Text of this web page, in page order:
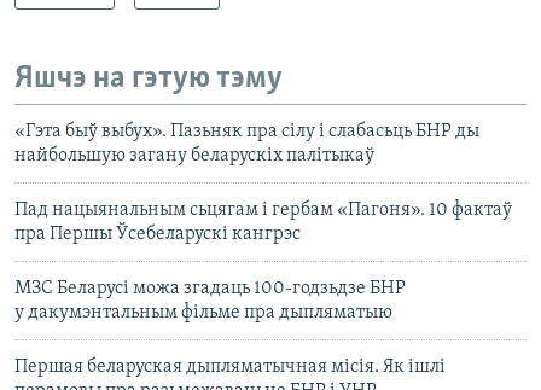
Яшчэ на гэтую тэму
«Гэта быў выбух». Пазьняк пра сілу і слабасьць БНР ды
найбольшую загану беларускіх палітыкаў
Пад нацыянальным сьцягам і гербам «Пагоня». 10 фактаў
пра Першы Ўсебеларускі кангрэс
МЗС Беларусі можа згадаць 100-годзьдзе БНР
у дакумэнтальным фільме пра дыпляматыю
Першая беларуская дыпляматычная місія. Як ішлі